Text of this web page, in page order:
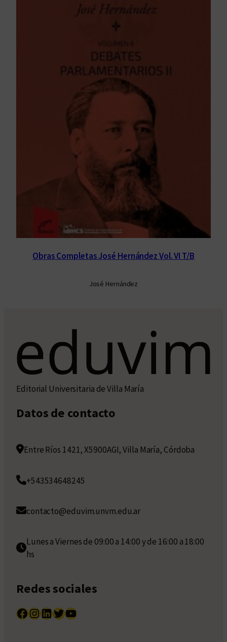
Obras Completas José Hernández Vol. VI T/B
José Hernández
Editorial Universitaria de Villa María
Datos de contacto
Entre Ríos 1421, X5900AGI, Villa María, Córdoba
+543534648245
contacto@eduvim.unvm.edu.ar
Lunes a Viernes de 09:00 a 14:00 y de 16:00 a 18:00
hs
Redes sociales
Facebook InstagramLinkedIn Twitter YouTube